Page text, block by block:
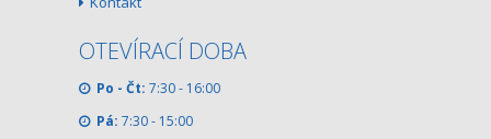
OTEVÍRACÍ DOBA
Po - Čt: 7:30 - 16:00
Pá: 7:30 - 15:00